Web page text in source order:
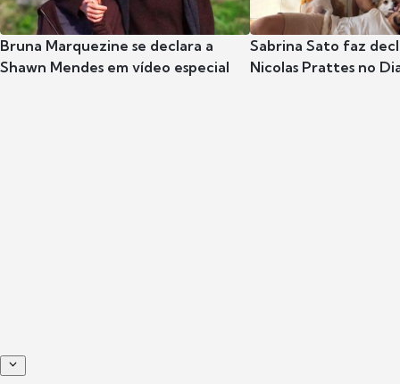
Bruna Marquezine se declara a
Shawn Mendes em vídeo especial
Sabrina Sato faz
Nicolas Prattes no